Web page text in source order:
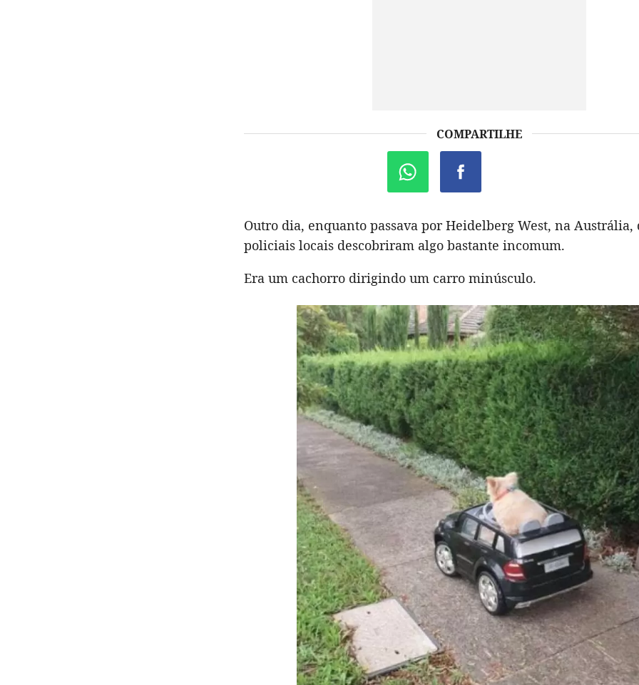
COMPARTILHE
Outro dia, enquanto passava por Heidelberg West, na Austrália,
policiais locais descobriram algo bastante incomum.
Era um cachorro dirigindo um carro minúsculo.